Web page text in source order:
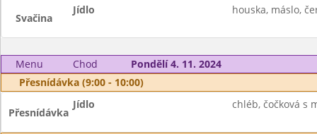
Svačina
Jídlo houska, máslo,
Menu Chod
Pondělí 4. 11. 2024
Přesnídávka (9:00 - 10:00)
Přesnídávka
Jídlo chléb, čočková s